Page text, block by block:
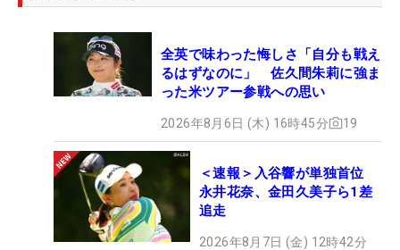
全英で味わった悔しさ「自分も戦え
るはずなのに」 佐久間朱莉に強ま
った米ツアー参戦への思い
2026年8月6日 (木) 16時45分 19
＜速報＞入谷響が単独首位
永井花奈、金田久美子ら1差
追走
2026年8月7日 (金) 12時42分